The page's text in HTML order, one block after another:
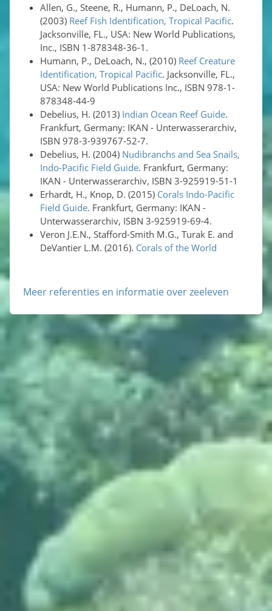
Allen, G., Steene, R., Humann, P., DeLoach, N.
(2003) Reef Fish Identification, Tropical Pacific.
Jacksonville, FL., USA: New World Publications,
Inc., ISBN 1-878348-36-1.
Humann, P., DeLoach, N., (2010) Reef Creature
Identification, Tropical Pacific. Jacksonville, FL.,
USA: New World Publications Inc., ISBN 978-1-
878348-44-9
Debelius, H. (2013) Indian Ocean Reef Guide.
Frankfurt, Germany: IKAN - Unterwasserarchiv,
ISBN 978-3-939767-52-7.
Debelius, H. (2004) Nudibranchs and Sea Snails,
Indo-Pacific Field Guide. Frankfurt, Germany:
IKAN - Unterwasserarchiv, ISBN 3-925919-51-1
Erhardt, H., Knop, D. (2015) Corals Indo-Pacific
Field Guide. Frankfurt, Germany: IKAN -
Unterwasserarchiv, ISBN 3-925919-69-4.
Veron J.E.N., Stafford-Smith M.G., Turak E. and
DeVantier L.M. (2016). Corals of the World
Meer referenties en informatie over zeeleven